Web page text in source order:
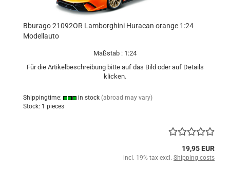
Bburago 21092OR Lamborghini Huracan orange 1:24
Modellauto
Maßstab : 1:24
Für die Artikelbeschreibung bitte auf das Bild oder auf Details
klicken.
Shippingtime: in stock (abroad may vary)
Stock: 1 pieces
19,95 EUR
incl. 19% tax excl. Shipping costs